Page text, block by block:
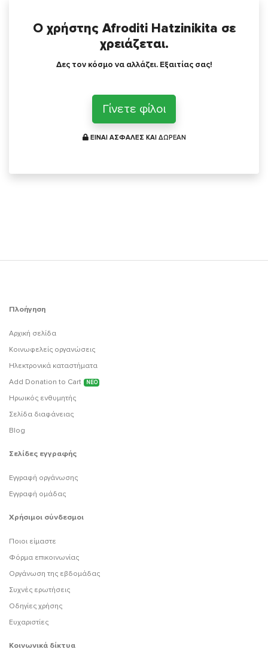
Ο χρήστης Afroditi Hatzinikita σε
χρειάζεται.
Δες τον κόσμο να αλλάζει. Εξαιτίας σας!
Γίνετε φίλοι
ΕΙΝΑΙ ΑΣΦΑΛΕΣ ΚΑΙ ΔΩΡΕΑΝ
Πλοήγηση
Αρχική σελίδα
Κοινωφελείς οργανώσεις
Ηλεκτρονικά καταστήματα
Add Donation to Cart
ΝΕΟ
Ηρωικός ενθυμητής
Σελίδα διαφάνειας
Blog
Σελίδες εγγραφής
Εγγραφή οργάνωσης
Εγγραφή ομάδας
Χρήσιμοι σύνδεσμοι
Ποιοι είμαστε
Φόρμα επικοινωνίας
Οργάνωση της εβδομάδας
Συχνές ερωτήσεις
Οδηγίες χρήσης
Ευχαριστίες
Κοινωνικά δίκτυα